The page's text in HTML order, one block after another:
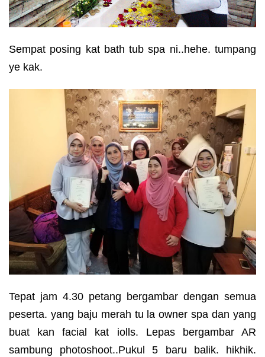
Sempat posing kat bath tub spa ni..hehe. tumpang
ye kak.
Tepat jam 4.30 petang bergambar dengan semua
peserta. yang baju merah tu la owner spa dan yang
buat kan facial kat iolls. Lepas bergambar AR
sambung photoshoot..Pukul 5 baru balik. hikhik.